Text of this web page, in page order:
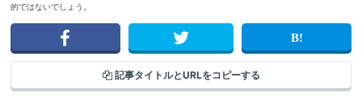
的ではないでしょう。
記事タイトルとURLをコピーする